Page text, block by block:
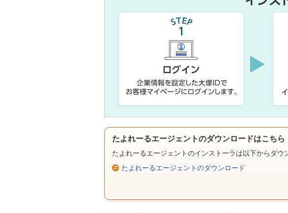
たよれーるエージェントのダウンロードはこちら
たよれーるエージェントのインストーラは以下からダウ
たよれーるエージェントのダウンロード